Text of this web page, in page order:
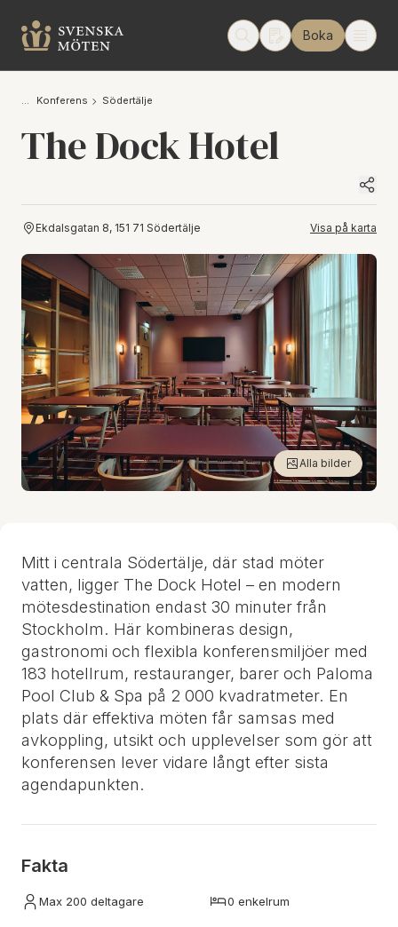
Boka
Konferens Södertälje
The Dock Hotel
Ekdalsgatan 8, 151 71 Södertälje Visa på karta
Alla bilder
Mitt i centrala Södertälje, där stad möter
vatten, ligger The Dock Hotel – en modern
mötesdestination endast 30 minuter från
Stockholm. Här kombineras design,
gastronomi och flexibla konferensmiljöer med
183 hotellrum, restauranger, barer och Paloma
Pool Club & Spa på 2 000 kvadratmeter. En
plats där effektiva möten får samsas med
avkoppling, utsikt och upplevelser som gör att
konferensen lever vidare långt efter sista
agendapunkten.
Fakta
Max 200 deltagare 0 enkelrum